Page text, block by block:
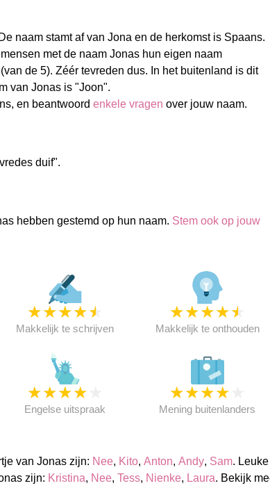
naam stamt af van Jona en de herkomst is Spaans.
met de naam Jonas hun eigen naam
de 5). Zéér tevreden dus. In het buitenland is dit
van Jonas is "Joon".
en beantwoord enkele vragen over jouw naam.
duif".
hebben gestemd op hun naam. Stem ook op jouw
★★★★★
Makkelijk te schrijven
★★★★★
Makkelijk te onthouden
★★★★
Engelse uitspraak
★★★★
Mening buitenlanders
van Jonas zijn: Nee, Kito, Anton, Andy, Sam. Leuke
zijn: Kristina, Nee, Tess, Nienke, Laura. Bekijk